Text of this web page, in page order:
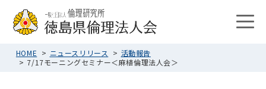
HOME ニュースリリース
活動報告
7/17モーニングセミナー＜麻植倫理法人会＞